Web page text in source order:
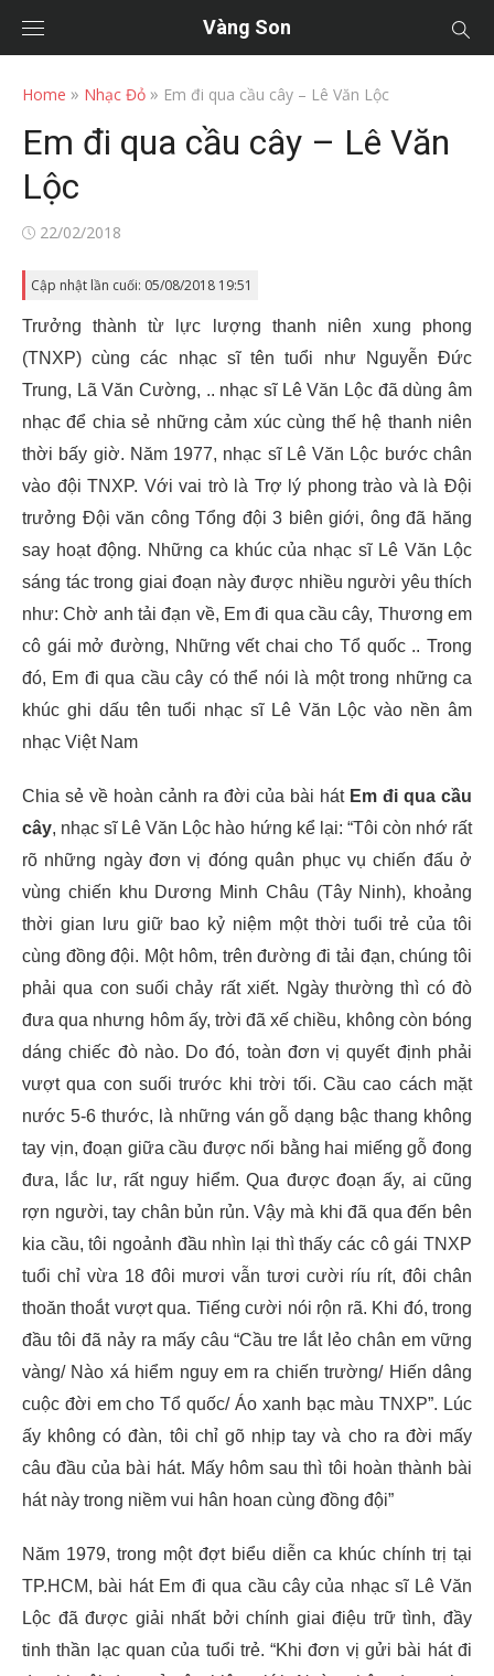
Vàng Son
Home » Nhạc Đỏ » Em đi qua cầu cây – Lê Văn Lộc
Em đi qua cầu cây – Lê Văn
Lộc
Posted
22/02/2018
Cập nhật lần cuối: 05/08/2018 19:51
Trưởng thành từ lực lượng thanh niên xung phong
(TNXP) cùng các nhạc sĩ tên tuổi như Nguyễn Đức
Trung, Lã Văn Cường, .. nhạc sĩ Lê Văn Lộc đã dùng âm
nhạc để chia sẻ những cảm xúc cùng thế hệ thanh niên
thời bấy giờ. Năm 1977, nhạc sĩ Lê Văn Lộc bước chân
vào đội TNXP. Với vai trò là Trợ lý phong trào và là Đội
trưởng Đội văn công Tổng đội 3 biên giới, ông đã hăng
say hoạt động. Những ca khúc của nhạc sĩ Lê Văn Lộc
sáng tác trong giai đoạn này được nhiều người yêu thích
như: Chờ anh tải đạn về, Em đi qua cầu cây, Thương em
cô gái mở đường, Những vết chai cho Tổ quốc .. Trong
đó, Em đi qua cầu cây có thể nói là một trong những ca
khúc ghi dấu tên tuổi nhạc sĩ Lê Văn Lộc vào nền âm
nhạc Việt Nam
Chia sẻ về hoàn cảnh ra đời của bài hát Em đi qua cầu
cây, nhạc sĩ Lê Văn Lộc hào hứng kể lại: “Tôi còn nhớ rất
rõ những ngày đơn vị đóng quân phục vụ chiến đấu ở
vùng chiến khu Dương Minh Châu (Tây Ninh), khoảng
thời gian lưu giữ bao kỷ niệm một thời tuổi trẻ của tôi
cùng đồng đội. Một hôm, trên đường đi tải đạn, chúng tôi
phải qua con suối chảy rất xiết. Ngày thường thì có đò
đưa qua nhưng hôm ấy, trời đã xế chiều, không còn bóng
dáng chiếc đò nào. Do đó, toàn đơn vị quyết định phải
vượt qua con suối trước khi trời tối. Cầu cao cách mặt
nước 5-6 thước, là những ván gỗ dạng bậc thang không
tay vịn, đoạn giữa cầu được nối bằng hai miếng gỗ đong
đưa, lắc lư, rất nguy hiểm. Qua được đoạn ấy, ai cũng
rợn người, tay chân bủn rủn. Vậy mà khi đã qua đến bên
kia cầu, tôi ngoảnh đầu nhìn lại thì thấy các cô gái TNXP
tuổi chỉ vừa 18 đôi mươi vẫn tươi cười ríu rít, đôi chân
thoăn thoắt vượt qua. Tiếng cười nói rộn rã. Khi đó, trong
đầu tôi đã nảy ra mấy câu “Cầu tre lắt lẻo chân em vững
vàng/ Nào xá hiểm nguy em ra chiến trường/ Hiến dâng
cuộc đời em cho Tổ quốc/ Áo xanh bạc màu TNXP”. Lúc
ấy không có đàn, tôi chỉ gõ nhịp tay và cho ra đời mấy
câu đầu của bài hát. Mấy hôm sau thì tôi hoàn thành bài
hát này trong niềm vui hân hoan cùng đồng đội”
Năm 1979, trong một đợt biểu diễn ca khúc chính trị tại
TP.HCM, bài hát Em đi qua cầu cây của nhạc sĩ Lê Văn
Lộc đã được giải nhất bởi chính giai điệu trữ tình, đầy
tinh thần lạc quan của tuổi trẻ. “Khi đơn vị gửi bài hát đi